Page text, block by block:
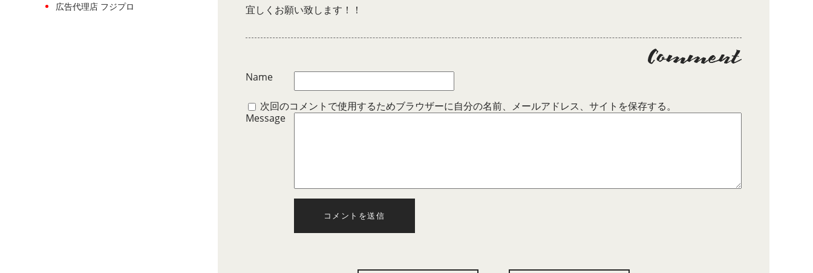
宜しくお願い致します！！
Name
次回のコメントで使用するためブラウザーに自分の名前、メールアドレス、サイトを保存する。
Message
コメントを送信
広告代理店 フジプロ